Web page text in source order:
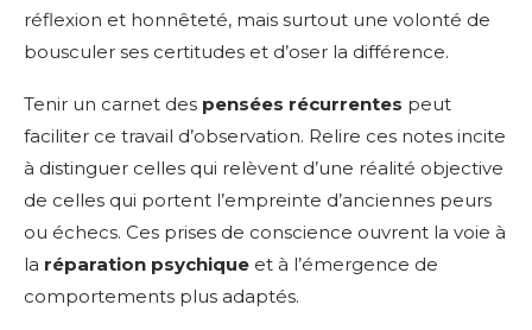
réflexion et honnêteté, mais surtout une volonté de
bousculer ses certitudes et d’oser la différence.
Tenir un carnet des pensées récurrentes peut
faciliter ce travail d’observation. Relire ces notes incite
à distinguer celles qui relèvent d’une réalité objective
de celles qui portent l’empreinte d’anciennes peurs
ou échecs. Ces prises de conscience ouvrent la voie à
la réparation psychique et à l’émergence de
comportements plus adaptés.